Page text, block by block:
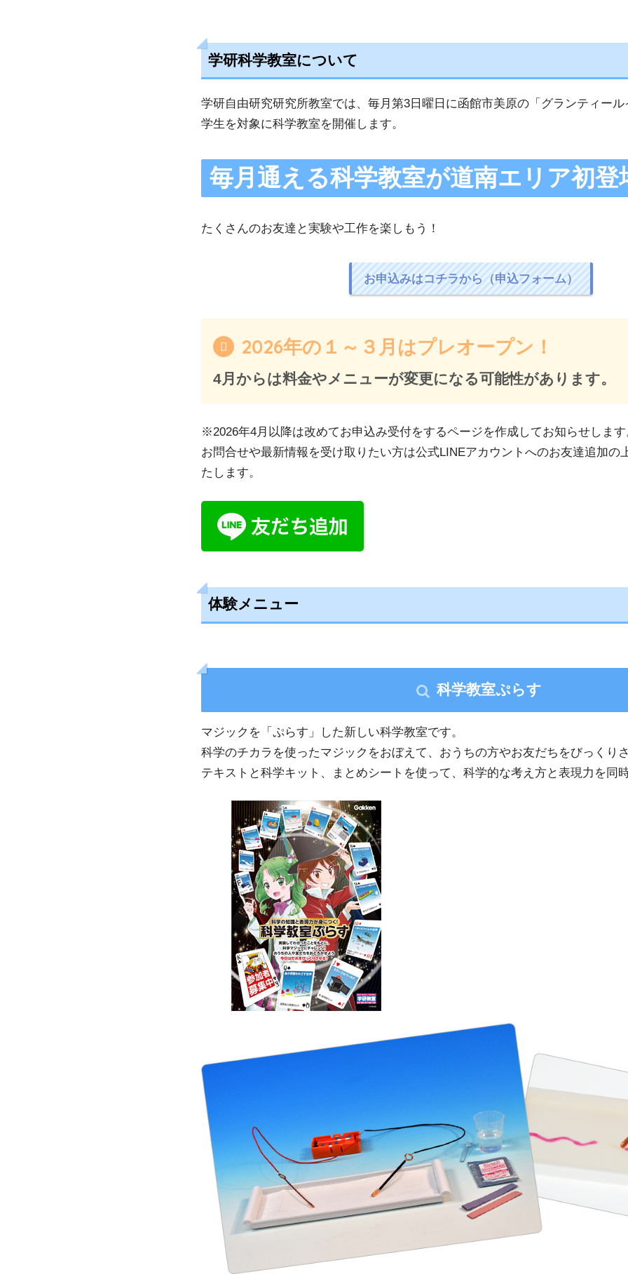
学研科学教室について
学研自由研究研究所教室では、毎月第3日曜日に函館市美原の「グランティー
学生を対象に科学教室を開催します。
毎月通える科学教室が道南エリア初登
たくさんのお友達と実験や工作を楽しもう！
お申込みはコチラから（申込フォーム）
2026年の１～３月はプレオープン！
4月からは料金やメニューが変更になる可能性があります。
※2026年4月以降は改めてお申込み受付をするページを作成してお知らせしま
お問合せや最新情報を受け取りたい方は公式LINEアカウントへのお友達追加の
たします。
体験メニュー
科学教室ぷらす
マジックを「ぷらす」した新しい科学教室です。
科学のチカラを使ったマジックをおぼえて、おうちの方やお友だちをびっくり
テキストと科学キット、まとめシートを使って、科学的な考え方と表現力を同